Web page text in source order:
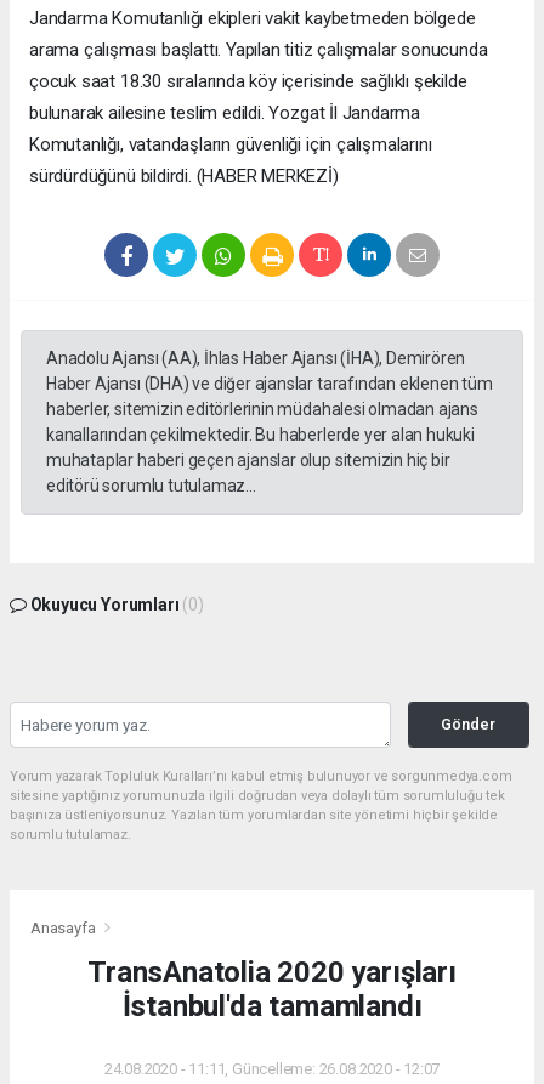
Jandarma Komutanlığı ekipleri vakit kaybetmeden bölgede
arama çalışması başlattı. Yapılan titiz çalışmalar sonucunda
çocuk saat 18.30 sıralarında köy içerisinde sağlıklı şekilde
bulunarak ailesine teslim edildi. Yozgat İl Jandarma
Komutanlığı, vatandaşların güvenliği için çalışmalarını
sürdürdüğünü bildirdi. (HABER MERKEZİ)
Anadolu Ajansı (AA), İhlas Haber Ajansı (İHA), Demirören
Haber Ajansı (DHA) ve diğer ajanslar tarafından eklenen tüm
haberler, sitemizin editörlerinin müdahalesi olmadan ajans
kanallarından çekilmektedir. Bu haberlerde yer alan hukuki
muhataplar haberi geçen ajanslar olup sitemizin hiç bir
editörü sorumlu tutulamaz...
Okuyucu Yorumları (0)
Gönder
Yorum yazarak Topluluk Kuralları’nı kabul etmiş bulunuyor ve sorgunmedya.com
sitesine yaptığınız yorumunuzla ilgili doğrudan veya dolaylı tüm sorumluluğu tek
başınıza üstleniyorsunuz. Yazılan tüm yorumlardan site yönetimi hiçbir şekilde
sorumlu tutulamaz.
Anasayfa
TransAnatolia 2020 yarışları
İstanbul'da tamamlandı
24.08.2020 - 11:11, Güncelleme: 26.08.2020 - 12:07